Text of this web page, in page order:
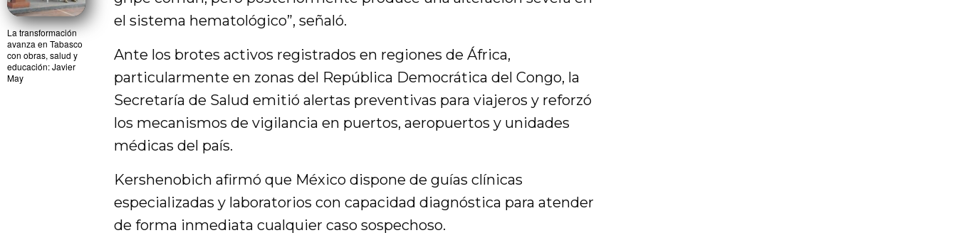
La transformación
avanza en Tabasco
con obras, salud y
educación: Javier
May
el sistema hematológico”, señaló.
Ante los brotes activos registrados en regiones de África,
particularmente en zonas del República Democrática del Congo, la
Secretaría de Salud emitió alertas preventivas para viajeros y reforzó
los mecanismos de vigilancia en puertos, aeropuertos y unidades
médicas del país.
Kershenobich afirmó que México dispone de guías clínicas
especializadas y laboratorios con capacidad diagnóstica para atender
de forma inmediata cualquier caso sospechoso.